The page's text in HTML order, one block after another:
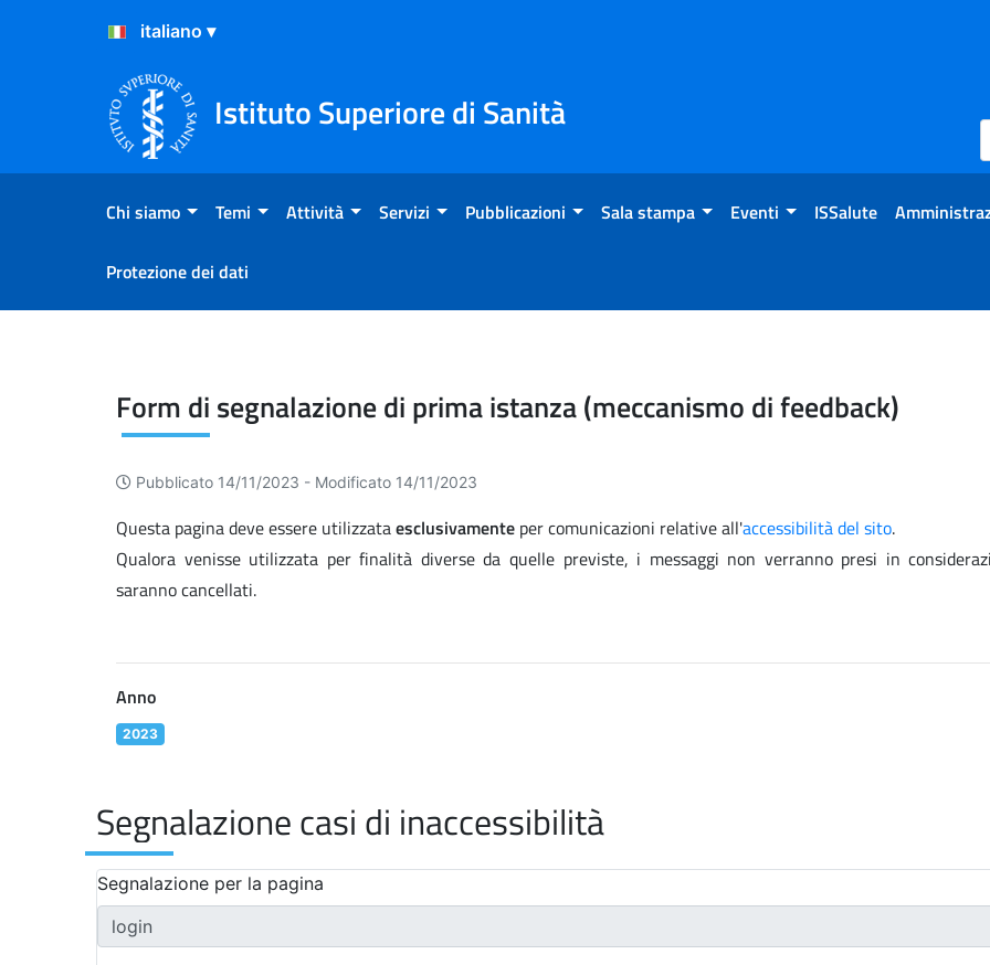
Salta al Contenuto
Salta al Footer
Istituto Superiore di Sanità
Chi siamo Temi Attività Servizi Pubblicazioni Sala stampa Eventi ISSalute
Protezione dei dati
AccessibilitàForm di segnalazione di prima istanza (meccanismo di feedback)
Pubblicato 14/11/2023 - Modificato 14/11/2023
Questa pagina deve essere utilizzataesclusivamente per comunicazioni relative all'accessibilità del sito.
Qualora venisse utilizzata per finalità diverse da quelle previste, i messaggi non verranno presi in
saranno cancellati.
Anno
2023
Segnalazione casi di inaccessibilità
Segnalazione per la pagina